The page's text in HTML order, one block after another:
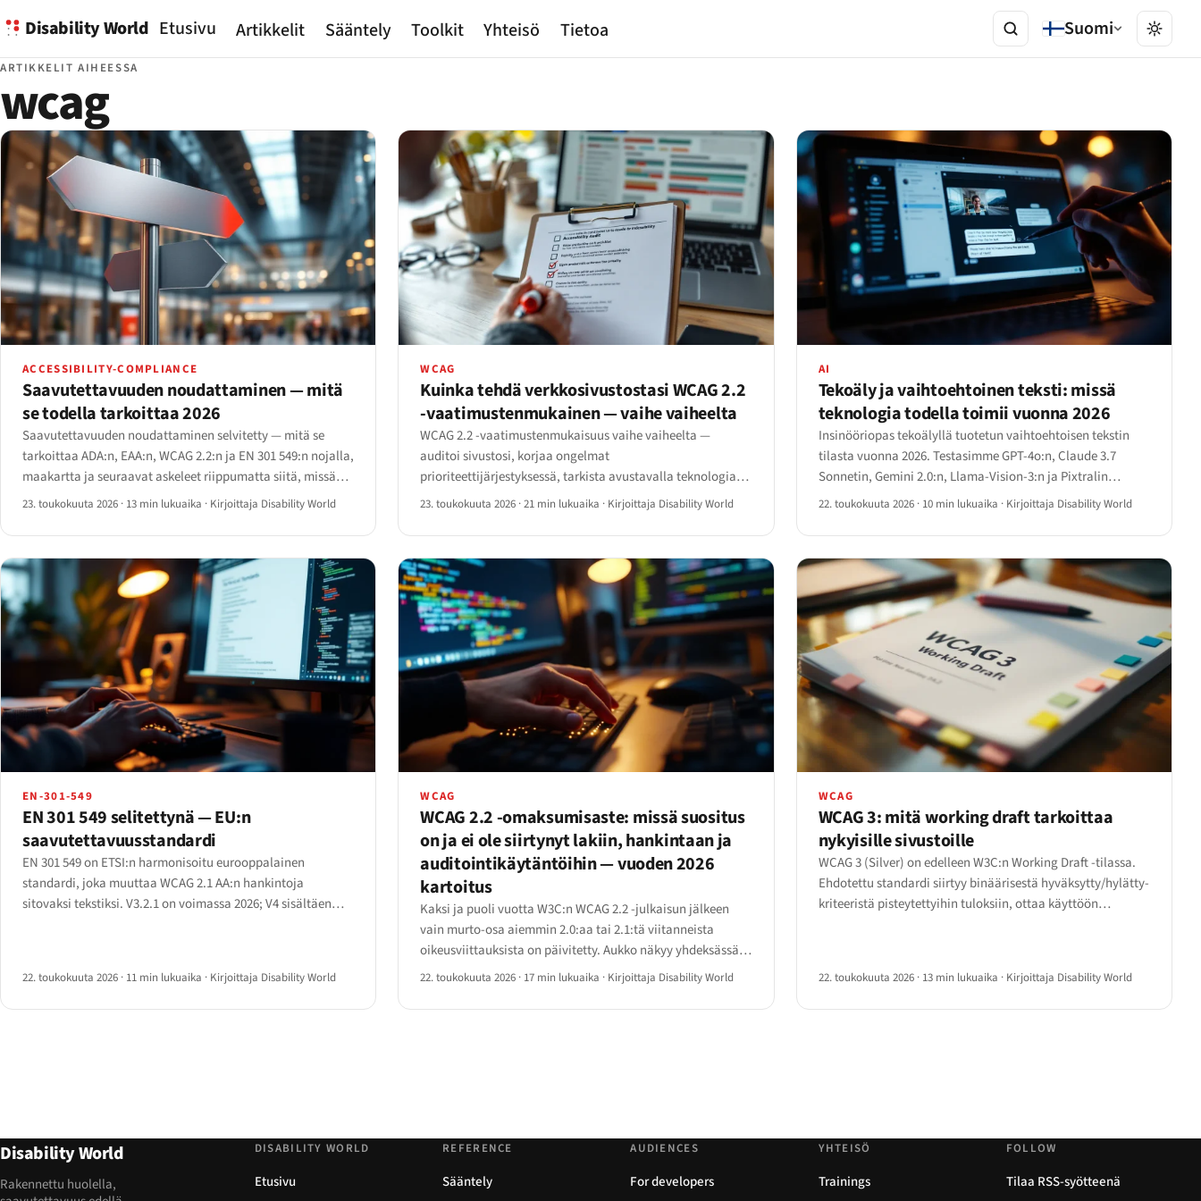
Disability World Etusivu Artikkelit Sääntely Toolkit Yhteisö Tietoa Suomi
ARTIKKELIT AIHEESSA
wcag
ACCESSIBILITY-COMPLIANCE
Saavutettavuuden noudattaminen — mitä
se todella tarkoittaa 2026
Saavutettavuuden noudattaminen selvitetty — mitä se
tarkoittaa ADA:n, EAA:n, WCAG 2.2:n ja EN 301 549:n nojalla,
maakartta ja seuraavat askeleet riippumatta siitä, missä
toimit.
23. toukokuuta 2026 · 13 min lukuaika · Kirjoittaja Disability World
WCAG
Kuinka tehdä verkkosivustostasi WCAG 2.2
-vaatimustenmukainen — vaihe vaiheelta
WCAG 2.2 -vaatimustenmukaisuus vaihe vaiheelta —
auditoi sivustosi, korjaa ongelmat
prioriteettijärjestyksessä, tarkista avustavalla teknologialla
ja ota seuranta käyttöön. Täydellinen vuoden 2026
23. toukokuuta 2026 ·21 min lukuaika · Kirjoittaja Disability World
AI
Tekoäly ja vaihtoehtoinen teksti: missä
teknologia todella toimii vuonna 2026
Insinööriopas tekoälyllä tuotetun vaihtoehtoisen tekstin
tilasta vuonna 2026. Testasimme GPT-4o:n, Claude 3.7
Sonnetin, Gemini 2.0:n, Llama-Vision-3:n ja Pixtralin
neljässä kuvakategoriassa ja dokumentoimme tarkasti,
22. toukokuuta 2026 · 10 min lukuaika · Kirjoittaja Disability World
EN-301-549
EN 301 549 selitettynä — EU:n
saavutettavuusstandardi
EN 301 549 on ETSI:n harmonisoitu eurooppalainen
standardi, joka muuttaa WCAG 2.1 AA:n hankintoja
sitovaksi tekstiksi. V3.2.1 on voimassa 2026; V4 sisältäen
22. toukokuuta 2026 · 11 min lukuaika · Kirjoittaja Disability World
WCAG
WCAG 2.2 -omaksumisaste: missä suositus
on ja ei ole siirtynyt lakiin, hankintaan ja
auditointikäytäntöihin — vuoden 2026
kartoitus
Kaksi ja puoli vuotta W3C:n WCAG 2.2 -julkaisun jälkeen
vain murto-osa aiemmin 2.0:aa tai 2.1:tä viitanneista
oikeusviittauksista on päivitetty. Aukko näkyy yhdeksässä
uudessa onnistumiskriteerissä: kohdistuksen ulkoasu,
tunnistautuminen.
22. toukokuuta 2026 · 17 min lukuaika · Kirjoittaja Disability World
WCAG
WCAG 3: mitä working draft tarkoittaa
nykyisille sivustoille
WCAG 3 (Silver) on edelleen W3C:n Working Draft -tilassa.
Ehdotettu standardi siirtyy binäärisestä hyväksytty/hylätty-
kriteeristä pisteytettyihin tuloksiin, ottaa käyttöön
22. toukokuuta 2026 · 13 min lukuaika · Kirjoittaja Disability World
Disability World
Rakennettu huolella,
DISABILITY WORLD
Etusivu
REFERENCE
Sääntely
AUDIENCES
For developers
YHTEISÖ
Trainings
FOLLOW
Tilaa RSS-syötteenä